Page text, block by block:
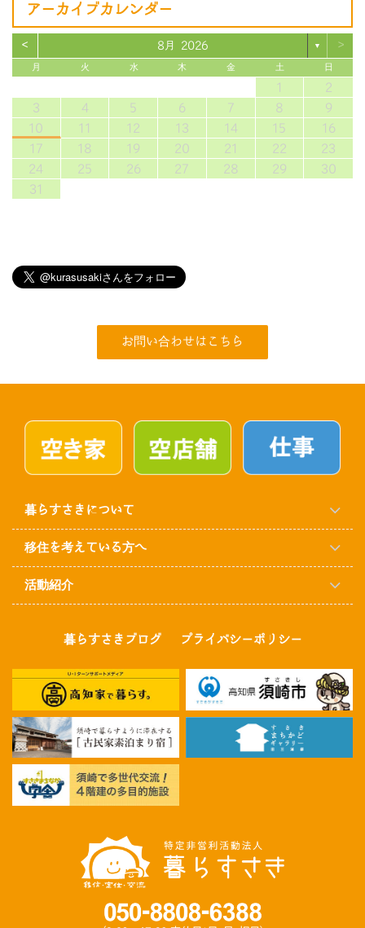
アーカイブカレンダー
< 8月 2026 ▼ >
月 火 水 木 金 土 日
1
2
3
4 5 6 7 8
9
10
11 12 13 14 15
16
17
18 19 20 21 22
23
24
25 26 27 28 29
30
31
お問い合わせはこちら
暮らすさきについて
移住を考えている方へ
活動紹介
暮らすさきブログ プライバシーポリシー